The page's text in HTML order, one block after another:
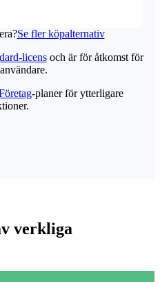
Se fler köpalternativ
licensoch är för åtkomst för
-planer för ytterligare
verkliga